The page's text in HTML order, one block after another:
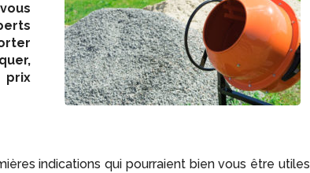
indications qui pourraient bien vous être utiles